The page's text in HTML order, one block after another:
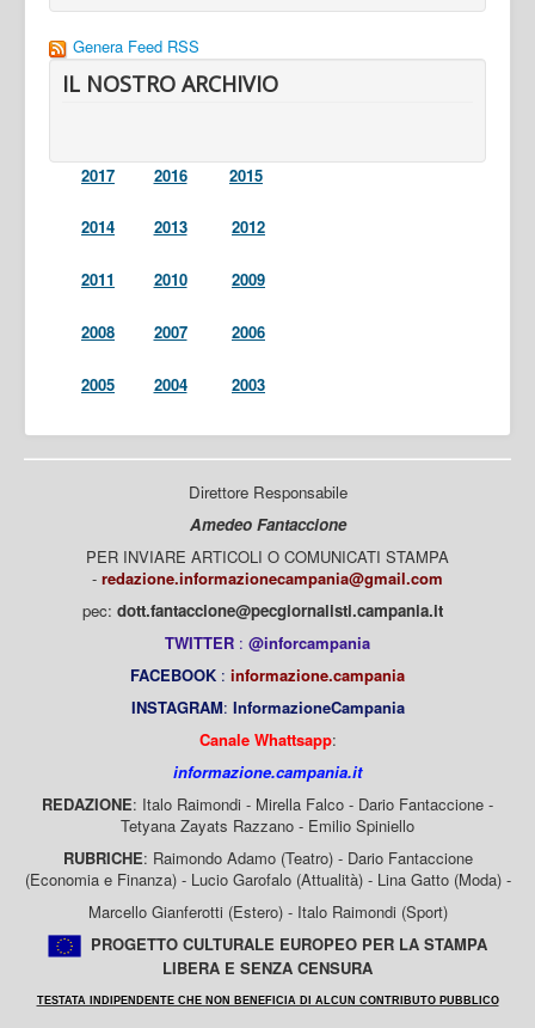
Genera Feed RSS
IL NOSTRO ARCHIVIO
2017 2016 2015
2014 2013 2012
2011 2010 2009
2008 2007 2006
2005 2004 2003
Direttore Responsabile
Amedeo Fantaccione
PER INVIARE ARTICOLI O COMUNICATI STAMPA
- redazione.informazionecampania@gmail.com
pec: dott.fantaccione@pecgiornalisti.campania.it
TWITTER : @inforcampania
FACEBOOK : informazione.campania
INSTAGRAM: InformazioneCampania
Canale Whattsapp:
informazione.campania.it
REDAZIONE: Italo Raimondi - Mirella Falco - Dario Fantaccione -
Tetyana Zayats Razzano - Emilio Spiniello
RUBRICHE: Raimondo Adamo (Teatro) - Dario Fantaccione
(Economia e Finanza) - Lucio Garofalo (Attualità) - Lina Gatto (Moda) -
Marcello Gianferotti (Estero) - Italo Raimondi (Sport)
PROGETTO CULTURALE EUROPEO PER LA STAMPA
LIBERA E SENZA CENSURA
TESTATA INDIPENDENTE CHE NON BENEFICIA DI ALCUN CONTRIBUTO PUBBLICO